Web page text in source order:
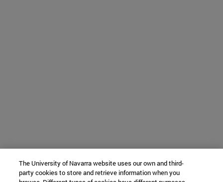
The University of Navarra website uses our own and third-
party cookies to store and retrieve information when you